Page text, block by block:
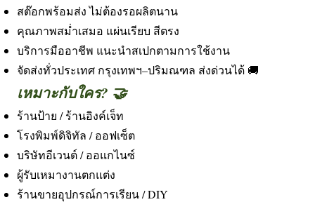
สต๊อกพร้อมส่ง ไม่ต้องรอผลิตนาน
คุณภาพสม่ำเสมอ แผ่นเรียบ สีตรง
บริการมืออาชีพ แนะนำสเปกตามการใช้งาน
จัดส่งทั่วประเทศ กรุงเทพฯ–ปริมณฑล ส่งด่วนได้ 🚚
เหมาะกับใคร? 🤝
ร้านป้าย / ร้านอิงค์เจ็ท
โรงพิมพ์ดิจิทัล / ออฟเซ็ต
บริษัทอีเวนต์ / ออแกไนซ์
ผู้รับเหมางานตกแต่ง
ร้านขายอุปกรณ์การเรียน / DIY